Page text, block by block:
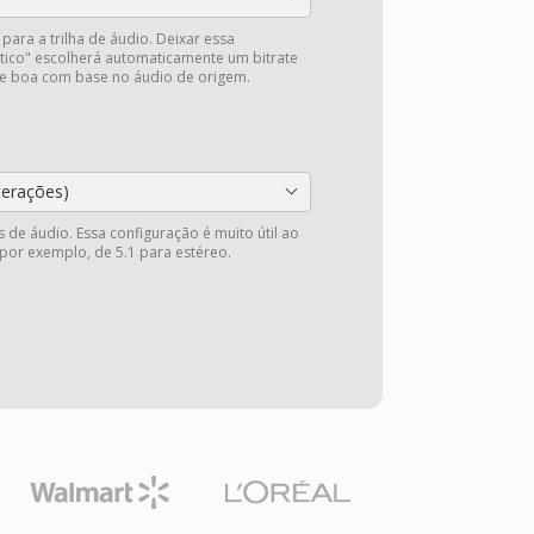
a trilha de áudio. Deixar essa
escolherá automaticamente um bitrate
boa com base no áudio de origem.
de áudio. Essa configuração é muito útil ao
exemplo, de 5.1 para estéreo.